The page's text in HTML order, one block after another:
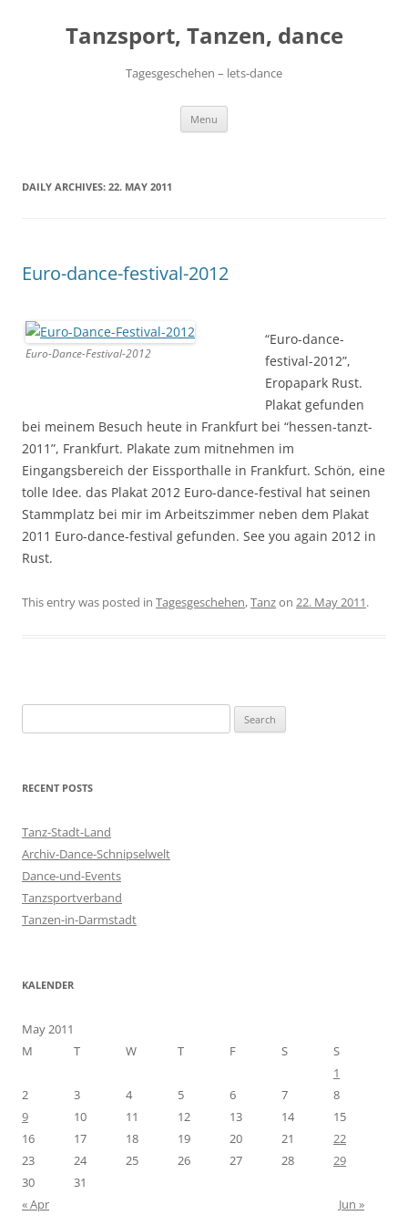
contentTanzsport, Tanzen, dance
Tagesgeschehen – lets-dance
Menu
DAILY ARCHIVES: 22. MAY 2011
Euro-dance-festival-2012
Euro-Dance-Festival-2012
“Euro-dance-
festival-2012”,
Eropapark Rust.
Plakat gefunden
bei meinem Besuch heute in Frankfurt bei “hessen-tanzt-
2011”, Frankfurt. Plakate zum mitnehmen im
Eingangsbereich der Eissporthalle in Frankfurt. Schön, eine
tolle Idee. das Plakat 2012 Euro-dance-festival hat seinen
Stammplatz bei mir im Arbeitszimmer neben dem Plakat
2011 Euro-dance-festival gefunden. See you again 2012 in
Rust.
This entry was posted in Tagesgeschehen,Tanzon 22. May 2011.
e
r
h
f
o
r
:
RECENT POSTS
Tanz-Stadt-Land
Archiv-Dance-Schnipselwelt
Dance-und-Events
Tanzsportverband
Tanzen-in-Darmstadt
KALENDER
May 2011
M
T W T F S
S
1
2
3 4 5 6 7
8
9
10 11 12 13 14
15
16
17 18 19 20 21
22
23
24 25 26 27 28
29
30
31
« Apr
Jun »